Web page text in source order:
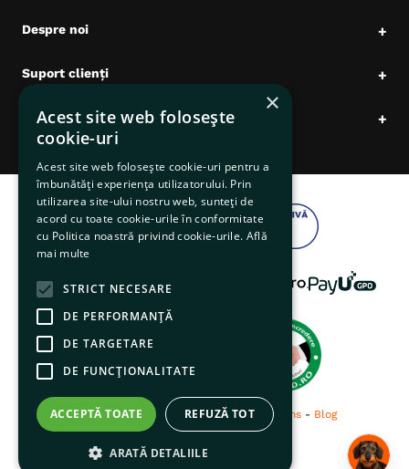
Despre noi +
Suport clienți +
Date comerciale +
© 2026 pentruanimale.ro -Privacy Terms- Blog
×
Acest site web folosește
cookie-uri
Acest site web folosește cookie-uri pentru a
îmbunătăți experiența utilizatorului. Prin
utilizarea site-ului nostru web, sunteți de
acord cu toate cookie-urile în conformitate
cu Politica noastră privind cookie-urile. Află
mai multe
STRICT NECESARE
DE PERFORMANȚĂ
DE TARGETARE
DE FUNCŢIONALITATE
ACCEPTĂ TOATE REFUZĂ TOT
ARATĂ DETALIILE